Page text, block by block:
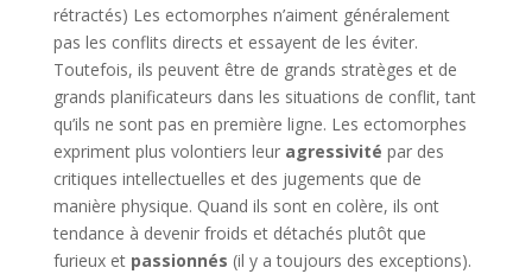
rétractés) Les ectomorphes n’aiment généralement
pas les conflits directs et essayent de les éviter.
Toutefois, ils peuvent être de grands stratèges et de
grands planificateurs dans les situations de conflit, tant
qu’ils ne sont pas en première ligne. Les ectomorphes
expriment plus volontiers leur agressivité par des
critiques intellectuelles et des jugements que de
manière physique. Quand ils sont en colère, ils ont
tendance à devenir froids et détachés plutôt que
furieux et passionnés (il y a toujours des exceptions).